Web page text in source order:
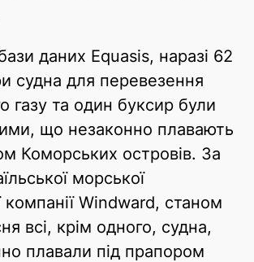
даних Equasis, наразі 62
судна для перевезення
газу та один буксир були
що незаконно плавають
Коморських островів. За
морської
компанії Windward, станом
всі, крім одного, судна,
плавали під прапором